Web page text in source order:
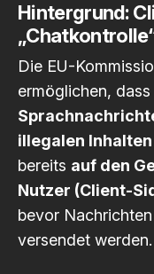
Hintergrund:
Die EU-
ermöglichen, dass
illegalen
bereits auf den
Nutzer (Client-
bevor
versendet werden.